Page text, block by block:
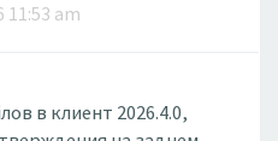
11:53 am
в клиент 2026.4.0,